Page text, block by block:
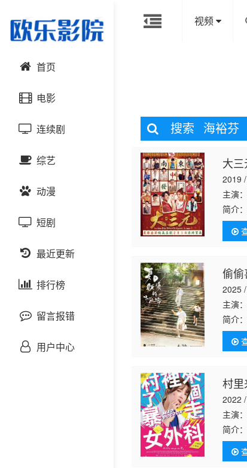
视频
首页
电影
动作片
喜剧片
爱情片
科幻片
恐怖片
剧情片
战争片
悬疑片
连续剧
国产剧
港台剧
日韩剧
欧美剧
泰国剧
综艺
大陆综艺
日韩综艺
港台综艺
欧美综艺
动漫
国产动漫
日韩动漫
欧美动漫
短剧
最近更新
排行榜
留言报错
用户中心
搜索 海裕芬
大
2019
主演
简介
见分
本的
偷
2025
主演
简介
拘束
知，
村
2022
主演
简介：
傷害
距的